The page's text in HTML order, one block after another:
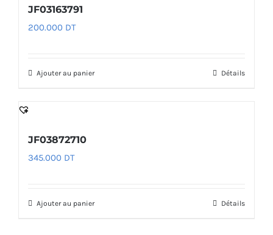
JF03163791
200.000 DT
Ajouter au panier Détails
JF03872710
345.000 DT
Ajouter au panier Détails